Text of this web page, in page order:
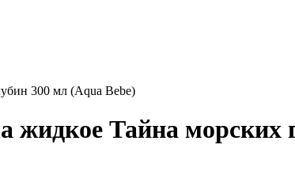
300 мл (Aqua Bebe)
Тайна морских